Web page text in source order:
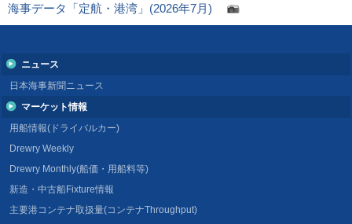
海事データ「定航・港湾」(2026年7月)
ニュース
日本海事新聞ニュース
マーケット情報
用船情報(ドライバルカー)
Drewry Weekly
Drewry Monthly(船価・用船料等)
新造・中古船Fixture情報
主要港コンテナ取扱量(コンテナThroughput)